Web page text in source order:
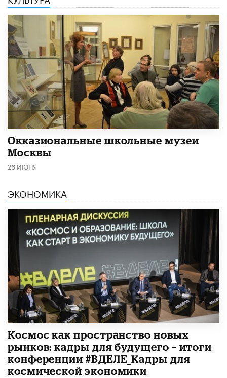
​Окказиональные школьные музеи
Москвы
26 ИЮНЯ
ЭКОНОМИКА
Космос как пространство новых
рынков: кадры для будущего – итоги
конференции #ВДЕЛЕ_Кадры для
космической экономики